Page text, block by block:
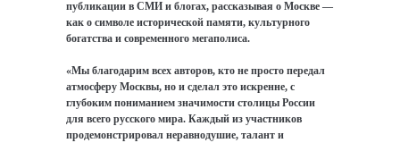
публикации в СМИ и блогах, рассказывая о Москве —
как о символе исторической памяти, культурного
богатства и современного мегаполиса.
«Мы благодарим всех авторов, кто не просто передал
атмосферу Москвы, но и сделал это искренне, с
глубоким пониманием значимости столицы России
для всего русского мира. Каждый из участников
продемонстрировал неравнодушие, талант и